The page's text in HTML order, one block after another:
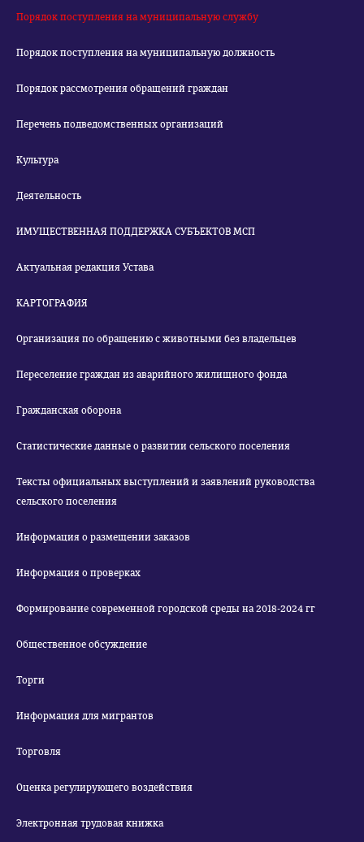
Порядок поступления на муниципальную службу
Порядок поступления на муниципальную должность
Порядок рассмотрения обращений граждан
Перечень подведомственных организаций
Культура
Деятельность
ИМУЩЕСТВЕННАЯ ПОДДЕРЖКА СУБЪЕКТОВ МСП
Актуальная редакция Устава
КАРТОГРАФИЯ
Организация по обращению с животными без владельцев
Переселение граждан из аварийного жилищного фонда
Гражданская оборона
Статистические данные о развитии сельского поселения
Тексты официальных выступлений и заявлений руководства
сельского поселения
Информация о размещении заказов
Информация о проверках
Формирование современной городской среды на 2018-2024 гг
Общественное обсуждение
Торги
Информация для мигрантов
Торговля
Оценка регулирующего воздействия
Электронная трудовая книжка